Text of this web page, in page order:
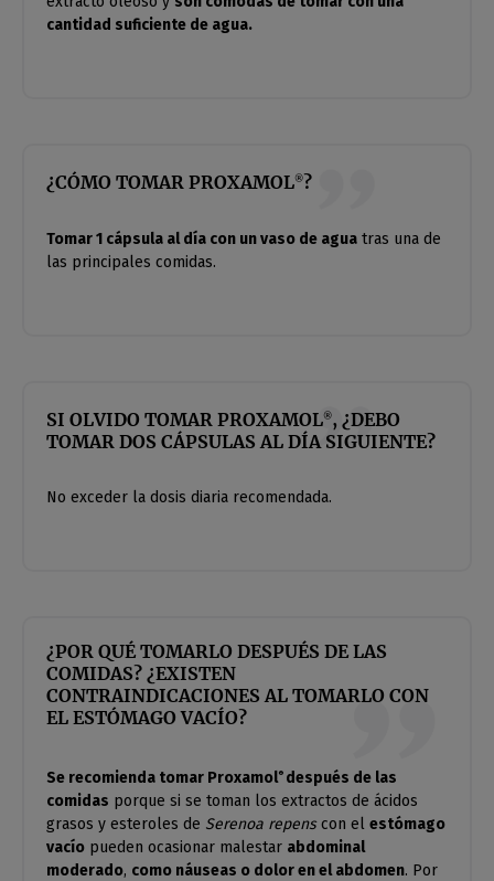
cantidad suficiente de agua.
¿CÓMO TOMAR PROXAMOL®?
Tomar 1 cápsula al día con un vaso de agua tras una de
las principales comidas.
SI OLVIDO TOMAR PROXAMOL®, ¿DEBO
TOMAR DOS CÁPSULAS AL DÍA SIGUIENTE?
No exceder la dosis diaria recomendada.
¿POR QUÉ TOMARLO DESPUÉS DE LAS
COMIDAS? ¿EXISTEN
CONTRAINDICACIONES AL TOMARLO CON
EL ESTÓMAGO VACÍO?
Se recomienda tomar Proxamol® después de las
comidas porque si se toman los extractos de ácidos
grasos y esteroles de Serenoa repenscon el estómago
vacío pueden ocasionar malestar abdominal
moderado, como náuseas o dolor en el abdomen. Por